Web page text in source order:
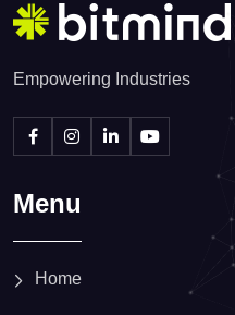
Empowering Industries
Menu
Home